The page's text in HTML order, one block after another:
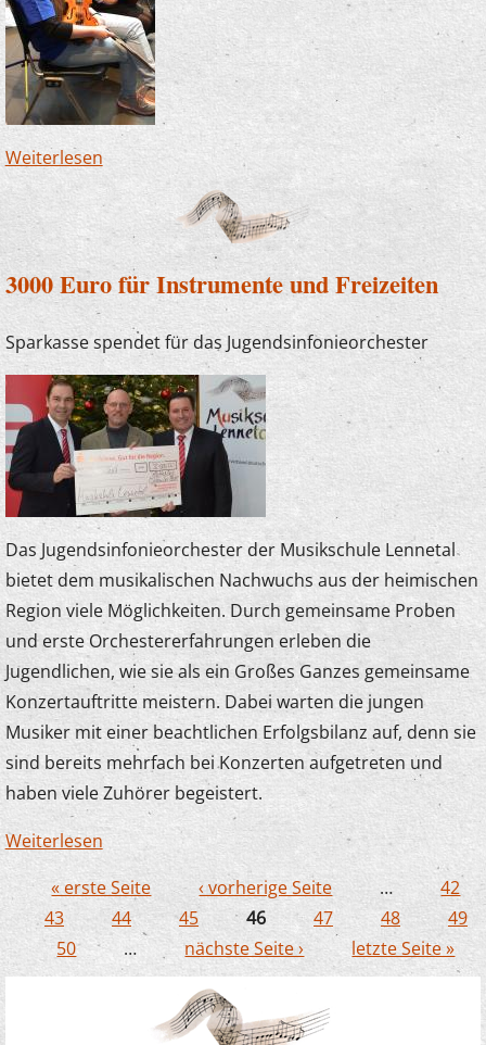
Weiterlesenüber Impressionen vom Benefizkonzert
3000 Euro für Instrumente und Freizeiten
Sparkasse spendet für das Jugendsinfonieorchester
Das Jugendsinfonieorchester der Musikschule Lennetal
bietet dem musikalischen Nachwuchs aus der heimischen
Region viele Möglichkeiten. Durch gemeinsame Proben
und erste Orchestererfahrungen erleben die
Jugendlichen, wie sie als ein Großes Ganzes gemeinsame
Konzertauftritte meistern. Dabei warten die jungen
Musiker mit einer beachtlichen Erfolgsbilanz auf, denn sie
sind bereits mehrfach bei Konzerten aufgetreten und
haben viele Zuhörer begeistert.
Weiterlesen über 3000 Euro für Instrumente und
Freizeiten
Seiten
« erste Seite ‹ vorherige Seite …
42
43
44 45 46 47 48
49
50
… nächste Seite › letzte Seite »